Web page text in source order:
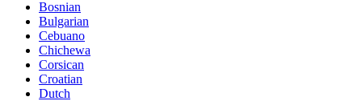
Bosnian
Bulgarian
Cebuano
Chichewa
Corsican
Croatian
Dutch